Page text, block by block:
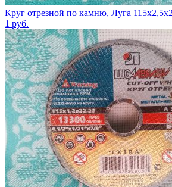
Круг отрезной по камню, Луга
1 руб.